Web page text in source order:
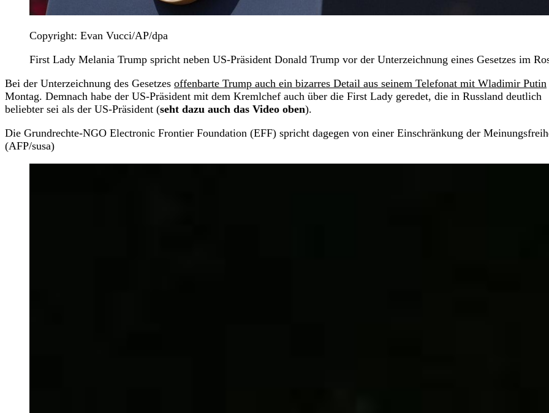
Copyright: Evan Vucci/AP/dpa
First Lady Melania Trump spricht neben US-Präsident Donald Trump vor der Unterzeichnung eines Gesetzes im
Bei der Unterzeichnung des Gesetzes offenbarte Trump auch ein bizarres Detail aus seinem Telefonat mit Wladimir Putin
Montag. Demnach habe der US-Präsident mit dem Kremlchef auch über die First Lady geredet, die in Russland deutlich
beliebter sei als der US-Präsident (seht dazu auch das Video oben).
Die Grundrechte-NGO Electronic Frontier Foundation (EFF) spricht dagegen von einer Einschränkung der
(AFP/susa)